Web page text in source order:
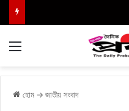
হোম → জাতীয় সংবাদ